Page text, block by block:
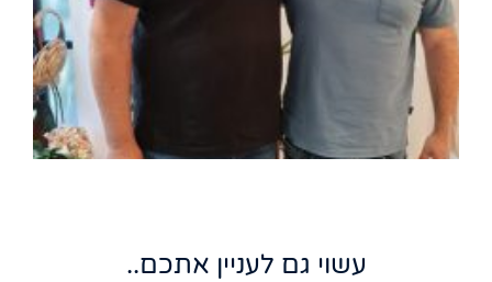
עשוי גם לעניין אתכם..